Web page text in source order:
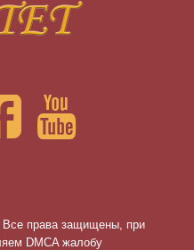
права защищены, при
DMCA жалобу